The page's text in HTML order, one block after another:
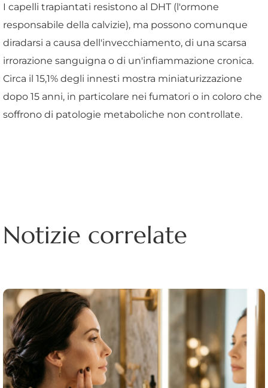
I capelli trapiantati resistono al DHT (l'ormone
responsabile della calvizie), ma possono comunque
diradarsi a causa dell'invecchiamento, di una scarsa
irrorazione sanguigna o di un'infiammazione cronica.
Circa il 15,1% degli innesti mostra miniaturizzazione
dopo 15 anni, in particolare nei fumatori o in coloro che
soffrono di patologie metaboliche non controllate.
Notizie correlate